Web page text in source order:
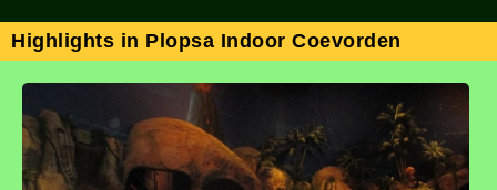
Highlights in Plopsa Indoor Coevorden